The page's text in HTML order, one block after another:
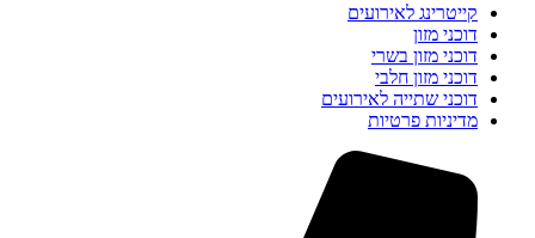
קייטרינג לאירועים
דוכני מזון
דוכני מזון בשרי
דוכני מזון חלבי
דוכני שתייה לאירועים
מדיניות פרטיות